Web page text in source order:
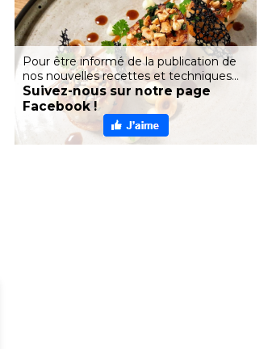
Pour être informé de la publication de
nos nouvelles recettes et techniques...
Suivez-nous sur notre page
Facebook !